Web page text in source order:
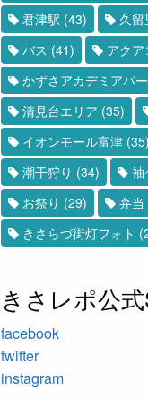
君津駅 (43) 久留
バス (41) アク
かずさアカデミアパ
清見台エリア (35)
イオンモール富津(35)
潮干狩り (34) 袖
お祭り (29) 弁当
きさらづ街灯フォト
きさレポ公
facebook
twitter
instagram